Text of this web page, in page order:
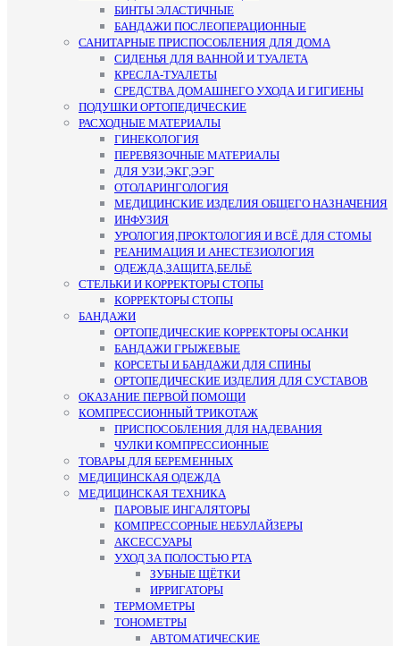
БИНТЫ ЭЛАСТИЧНЫЕ
БАНДАЖИ ПОСЛЕОПЕРАЦИОННЫЕ
САНИТАРНЫЕ ПРИСПОСОБЛЕНИЯ ДЛЯ ДОМА
СИДЕНЬЯ ДЛЯ ВАННОЙ И ТУАЛЕТА
КРЕСЛА-ТУАЛЕТЫ
СРЕДСТВА ДОМАШНЕГО УХОДА И ГИГИЕНЫ
ПОДУШКИ ОРТОПЕДИЧЕСКИЕ
РАСХОДНЫЕ МАТЕРИАЛЫ
ГИНЕКОЛОГИЯ
ПЕРЕВЯЗОЧНЫЕ МАТЕРИАЛЫ
ДЛЯ УЗИ,ЭКГ,ЭЭГ
ОТОЛАРИНГОЛОГИЯ
МЕДИЦИНСКИЕ ИЗДЕЛИЯ ОБЩЕГО НАЗНАЧЕНИЯ
ИНФУЗИЯ
УРОЛОГИЯ,ПРОКТОЛОГИЯ И ВСЁ ДЛЯ СТОМЫ
РЕАНИМАЦИЯ И АНЕСТЕЗИОЛОГИЯ
ОДЕЖДА,ЗАЩИТА,БЕЛЬЁ
СТЕЛЬКИ И КОРРЕКТОРЫ СТОПЫ
КОРРЕКТОРЫ СТОПЫ
БАНДАЖИ
ОРТОПЕДИЧЕСКИЕ КОРРЕКТОРЫ ОСАНКИ
БАНДАЖИ ГРЫЖЕВЫЕ
КОРСЕТЫ И БАНДАЖИ ДЛЯ СПИНЫ
ОРТОПЕДИЧЕСКИЕ ИЗДЕЛИЯ ДЛЯ СУСТАВОВ
ОКАЗАНИЕ ПЕРВОЙ ПОМОЩИ
КОМПРЕССИОННЫЙ ТРИКОТАЖ
ПРИСПОСОБЛЕНИЯ ДЛЯ НАДЕВАНИЯ
ЧУЛКИ КОМПРЕССИОННЫЕ
ТОВАРЫ ДЛЯ БЕРЕМЕННЫХ
МЕДИЦИНСКАЯ ОДЕЖДА
МЕДИЦИНСКАЯ ТЕХНИКА
ПАРОВЫЕ ИНГАЛЯТОРЫ
КОМПРЕССОРНЫЕ НЕБУЛАЙЗЕРЫ
АКСЕССУАРЫ
УХОД ЗА ПОЛОСТЬЮ РТА
ЗУБНЫЕ ЩЁТКИ
ИРРИГАТОРЫ
ТЕРМОМЕТРЫ
ТОНОМЕТРЫ
АВТОМАТИЧЕСКИЕ